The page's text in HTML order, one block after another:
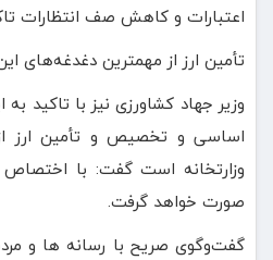
اعتبارات و کاهش صف انتظارات
تأمین ارز از مهمترین دغدغه‌های
وزیر جهاد کشاورزی نیز با تاکید
اساسی و تخصیص و تأمین ارز
وزارتخانه است گفت: با اختصاص
صورت خواهد گرفت.
گفت‌وگوی صریح با رسانه ها و